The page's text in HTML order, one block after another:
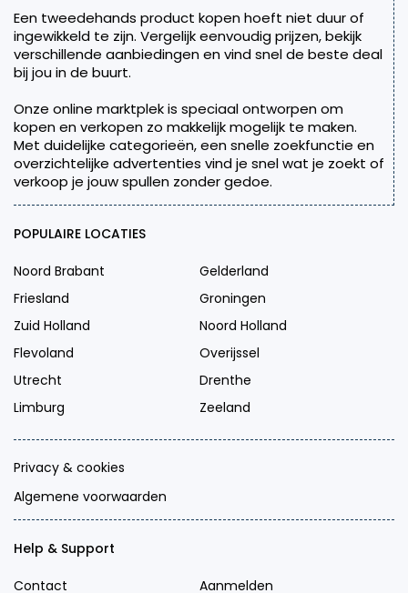
Een tweedehands product kopen hoeft niet duur of
ingewikkeld te zijn. Vergelijk eenvoudig prijzen, bekijk
verschillende aanbiedingen en vind snel de beste deal
bij jou in de buurt.
Onze online marktplek is speciaal ontworpen om
kopen en verkopen zo makkelijk mogelijk te maken.
Met duidelijke categorieën, een snelle zoekfunctie en
overzichtelijke advertenties vind je snel wat je zoekt of
verkoop je jouw spullen zonder gedoe.
POPULAIRE LOCATIES
Noord Brabant
Gelderland
Friesland
Groningen
Zuid Holland
Noord Holland
Flevoland
Overijssel
Utrecht
Drenthe
Limburg
Zeeland
Privacy & cookies
Algemene voorwaarden
Help & Support
Contact Aanmelden